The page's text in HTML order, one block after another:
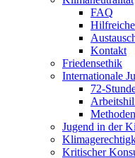
FAQ
Kontakt
Friedensethik
Internationale
72-
Methoden
Jugend in der
Kritischer